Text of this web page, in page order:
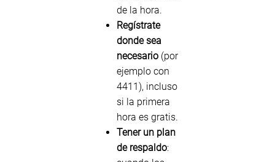
de la hora.
Regístrate
donde sea
necesario (por
ejemplo con
4411), incluso
si la primera
hora es gratis.
Tener un plan
de respaldo: